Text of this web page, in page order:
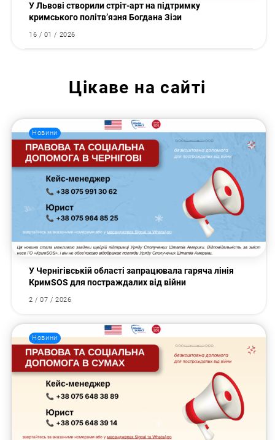
У Львові створили стріт-арт на підтримку
кримського політв’язня Богдана Зізи
16 / 01 / 2026
Цікаве на сайті
Новини
У Чернігівській області запрацювала гаряча лінія
КримSOS для постраждалих від війни
2 / 07 / 2026
Новини